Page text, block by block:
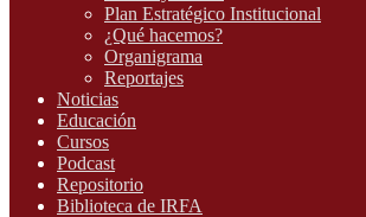
Plan Estratégico Institucional
¿Qué hacemos?
Organigrama
Reportajes
Noticias
Educación
Cursos
Podcast
Repositorio
Biblioteca de IRFA